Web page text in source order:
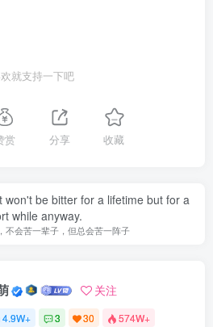
就支持一下吧
赏 分享 收藏
won't be bitter for a lifetime but for a
while anyway.
不会苦一辈子，但总会苦一阵子
关注
4.9W+ 3 30 574W+